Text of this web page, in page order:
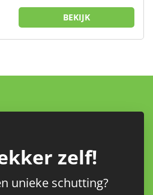
BEKIJK
zelf!
unieke schutting?